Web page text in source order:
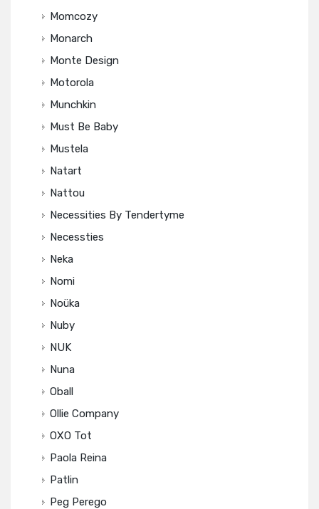
Momcozy
Monarch
Monte Design
Motorola
Munchkin
Must Be Baby
Mustela
Natart
Nattou
Necessities By Tendertyme
Necessties
Neka
Nomi
Noüka
Nuby
NUK
Nuna
Oball
Ollie Company
OXO Tot
Paola Reina
Patlin
Peg Perego